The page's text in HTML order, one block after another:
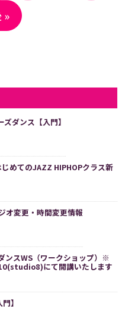
»
ズダンス【入門】
めてのJAZZ HIPHOPクラス新
オ変更・時間変更情報
ンスWS（ワークショップ）※
にて開講いたします
】